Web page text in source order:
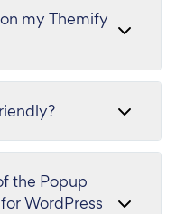
my Themify
the Popup
WordPress